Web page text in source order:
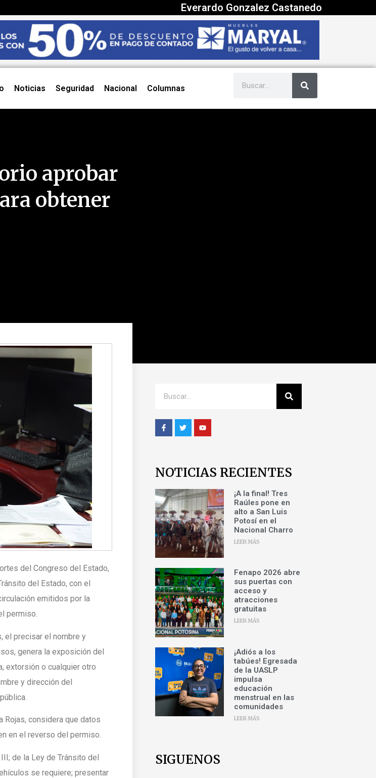
Everardo Gonzalez Castanedo
Noticias Seguridad Nacional Columnas
aprobar
obtener
del Congreso del Estado,
del Estado, con el
emitidos por la
permiso.
el precisar el nombre y
genera la exposición del
extorsión o cualquier otro
y dirección del
Rojas, considera que datos
en el reverso del permiso.
de la Ley de Tránsito del
se requiere; presentar
NOTICIAS RECIENTES
¡A la final! Tres
Raúles pone en
alto a San Luis
Potosí en el
Nacional Charro
LEER MÁS
Fenapo 2026 abre
sus puertas con
acceso y
atracciones
gratuitas
LEER MÁS
¡Adiós a los
tabúes! Egresada
de la UASLP
impulsa
educación
menstrual en las
comunidades
LEER MÁS
SIGUENOS